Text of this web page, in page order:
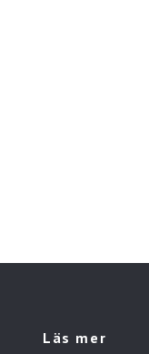
Läs mer